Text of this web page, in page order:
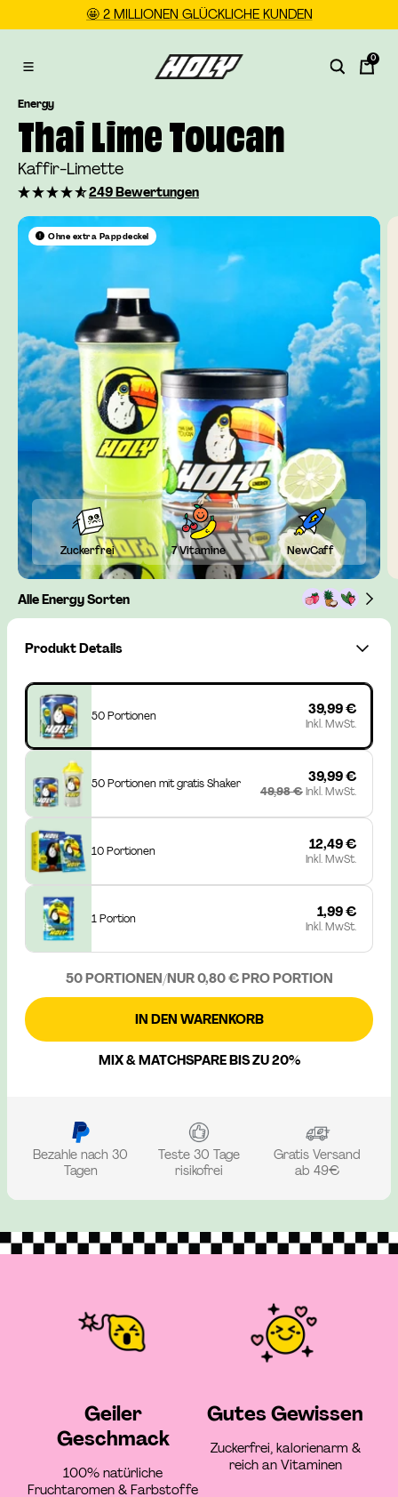
🤩 2 MILLIONEN GLÜCKLICHE KUNDEN
Navigation
HOLY
DE
0
Energy
Thai Lime Toucan
Kaffir-Limette
249 Bewertungen
Ohne extra Pappdeckel
Zuckerfrei 7 Vitamine NewCaff
Alle Energy Sorten
Produkt Details
50 Portionen 39,99 €
Inkl. MwSt.
50 Portionen mit gratis Shaker 39,99 €
49,98 €Inkl. MwSt.
10 Portionen 12,49 €
Inkl. MwSt.
1 Portion 1,99 €
Inkl. MwSt.
50 PORTIONEN/NUR 0,80 € PRO PORTION
IN DEN WARENKORB
MIX & MATCHSPARE BIS ZU 20%
Bezahle nach 30
Tagen
Teste 30 Tage
risikofrei
Gratis Versand
ab 49€
Geiler
Geschmack
100% natürliche
Fruchtaromen & Farbstoffe
Gutes Gewissen
Zuckerfrei, kalorienarm &
reich an Vitaminen